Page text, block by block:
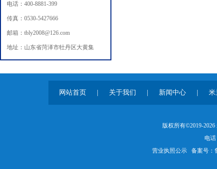
电话：400-8881-399
传真：0530-5427666
邮箱：tbly2008@126.com
地址：山东省菏泽市牡丹区大黄集
网站首页 关于我们 新闻中心 米
版权所有©2019-
电话
营业执照公示备案号：鲁